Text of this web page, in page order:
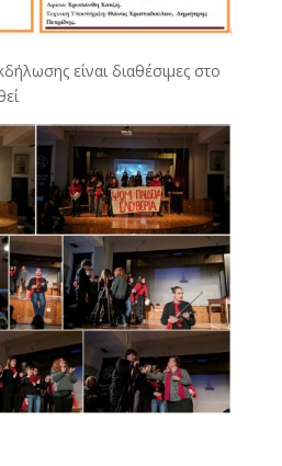
είναι διαθέσιμες στο